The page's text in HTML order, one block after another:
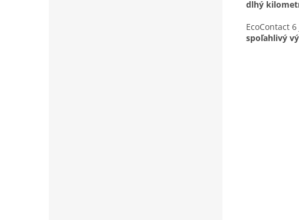
dlhý
EcoContact
spoľahlivý